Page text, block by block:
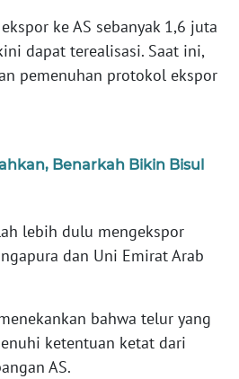
ke AS sebanyak 1,6 juta
dapat terealisasi. Saat ini,
pemenuhan protokol ekspor
Benarkah Bikin Bisul
lebih dulu mengekspor
dan Uni Emirat Arab
bahwa telur yang
ketentuan ketat dari
AS.